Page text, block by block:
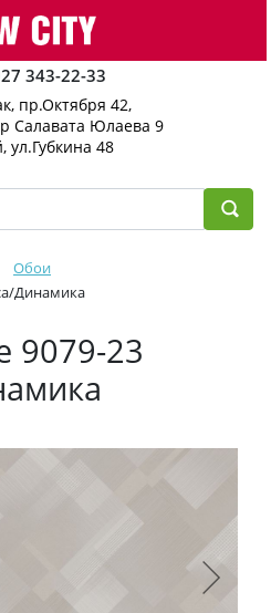
343-22-33
пр.Октября 42,
Салавата Юлаева 9
48
Обои
Динамика
9079-23